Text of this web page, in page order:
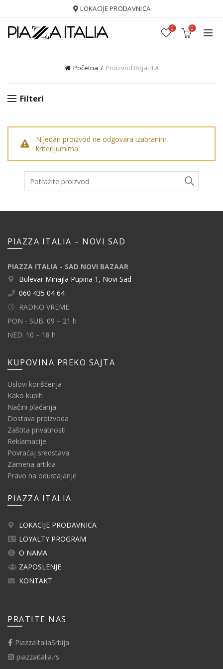
LOKACIJE PRODAVNICA
0 0
Početna Proizvod BojaLILA
Filteri
Nijedan proizvod ne odgovara izabranim
kriterijumima.
PIAZZA ITALIA – NOVI SAD
PIAZZA ITALIA - SAD NOVI BAZAAR
Bulevar Mihajla Pupina 1, Novi Sad
060 435 04 64
RADNO VREME:
PON - SUB: 09 – 21 h
NED: 10 – 18 h
KUPOVINA PREKO SAJTA
Uslovi korišćenja
Kako kupiti
Načini plaćanja
Dostava proizvoda
Zaštita privatnosti
Reklamacije
Povraćaj sredstava
Zamena artikla
Pravo na odustajanje
PIAZZA ITALIA
LOKACIJE PRODAVNICA
LOYALTY PROGRAM
O NAMA
ZAPOSLENJE
KONTAKT
PRATITE NAS
PiazzaItaliaSrbija
piazzaitalia.rs